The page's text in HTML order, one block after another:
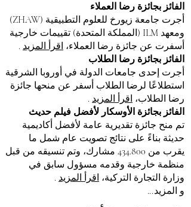
الفائز بجائزة رضا العملاء
أجرت جامعة زيورخ للعلوم التطبيقية (ZHAW)
ومعهد ILM (المملكة المتحدة) تقييمات خارجية
أسفرت عن جائزة رضا العملاء، اقرأ المزيد .
الفائز بجائزة رضا الطلاب
أجرت إحدى جامعات الدولة في أوروبا الشرقية
استطلاعًا لرضا الطلاب أسفر عن منحها جائزة
رضا الطلاب، اقرأ المزيد .
الفائز بجائزة الأوسكار لأفضل فيلم حديث
تم منح جائزة تقديرية عامة لأفضل أكاديمية
حديثة بناءً على نتائج تصويت عام شمل ما
يقرب من 434.800 مشارك، وتم تنسيقه من قبل
منظمة خارجية وقدمه مسؤول سابق في
وزارة التجارة التركية، اقرأ المزيد .
و المزيد...